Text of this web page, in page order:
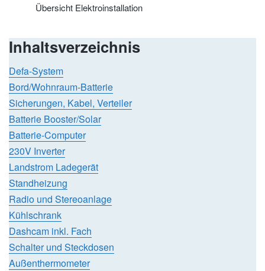
Übersicht Elektroinstallation
Inhaltsverzeichnis
Defa-System
Bord/Wohnraum-Batterie
Sicherungen, Kabel, Verteiler
Batterie Booster/Solar
Batterie-Computer
230V Inverter
Landstrom Ladegerät
Standheizung
Radio und Stereoanlage
Kühlschrank
Dashcam inkl. Fach
Schalter und Steckdosen
Außenthermometer